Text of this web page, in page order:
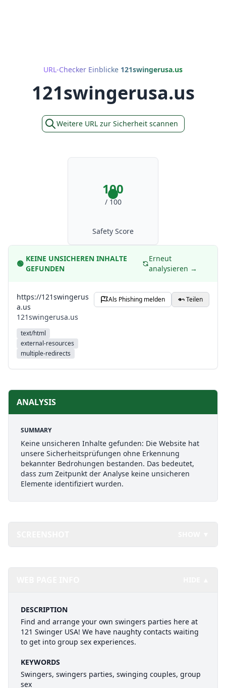
URL-Checker Einblicke 121swingerusa.us
121swingerusa.us
Weitere URL zur Sicherheit scannen
100
/ 100
Safety Score
🟢
KEINE UNSICHEREN INHALTE
GEFUNDEN
Erneut
analysieren →
https://121swingerus
a.us
121swingerusa.us
text/html
external-resources
multiple-redirects
Als Phishing melden Teilen
ANALYSIS
SUMMARY
Keine unsicheren Inhalte gefunden: Die Website hat
unsere Sicherheitsprüfungen ohne Erkennung
bekannter Bedrohungen bestanden. Das bedeutet,
dass zum Zeitpunkt der Analyse keine unsicheren
Elemente identifiziert wurden.
DESCRIPTION
Find and arrange your own swingers parties here at
121 Swinger USA! We have naughty contacts waiting
to get into group sex experiences.
KEYWORDS
Swingers, swingers parties, swinging couples, group
sex